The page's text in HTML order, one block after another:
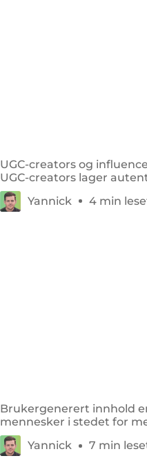
UGC-creators og
UGC-creators lager
markedsføringsressurser
direkte.Yannick 4 min
Brukergenerert innhold
mennesker i stedet for
bilder, anmeldelser og
Yannick
7 min